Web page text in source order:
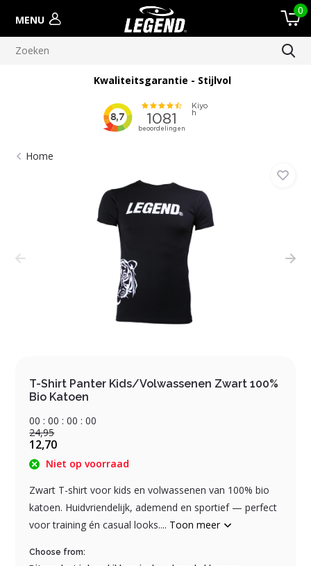
MENU
0
Kwaliteitsgarantie - Stijlvol
Home
T-Shirt Panter Kids/Volwassenen Zwart 100%
Bio Katoen
00 :00 :00 :00
24,95
12,70
Niet op voorraad
Zwart T-shirt voor kids en volwassenen van 100% bio
katoen. Huidvriendelijk, ademend en sportief — perfect
voor training én casual looks.... Toon meer
Choose from: